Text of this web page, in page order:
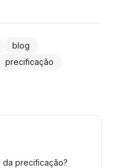
blog
precificação
da precificação?